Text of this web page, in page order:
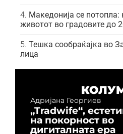
Македонија се потопла:
животот во градовите до
Тешка сообраќајка во
лица
Адријана Георгиев
„Tradwife“,
на покорност во
дигиталната ера